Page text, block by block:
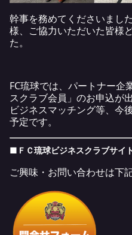
幹事を務めてくださいまし
様、ご協力いただいた皆様
た。
FC琉球では、パートナー企
スクラブ会員」のお申込が
ビジネスマッチング等、今
予定です。
■ＦＣ琉球ビジネスクラブサイ
ご興味・お問い合わせは下